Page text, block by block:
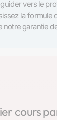
vers le
la formule
notre garantie
cours